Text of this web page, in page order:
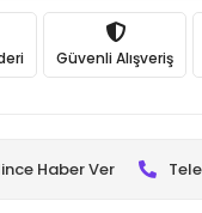
Güvenli Alışveriş
Haber Ver